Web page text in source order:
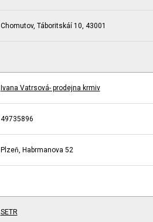
Chomutov, Táboritskáí 10, 43001
Ivana Vatrsová- prodejna krmiv
49735896
Plzeň, Habrmanova 52
SETR